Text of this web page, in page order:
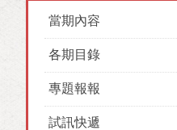
當期內容
各期目錄
專題報報
試訊快遞